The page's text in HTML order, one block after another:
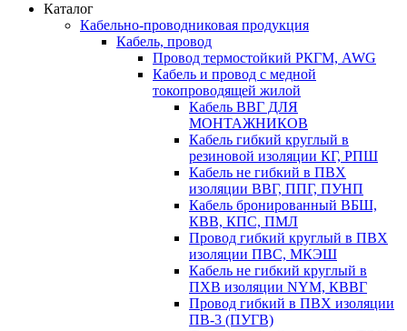
Каталог
Кабельно-проводниковая продукция
Кабель, провод
Провод термостойкий РКГМ, AWG
Кабель и провод с медной
токопроводящей жилой
Кабель ВВГ ДЛЯ
МОНТАЖНИКОВ
Кабель гибкий круглый в
резиновой изоляции КГ, РПШ
Кабель не гибкий в ПВХ
изоляции ВВГ, ППГ, ПУНП
Кабель бронированный ВБШ,
КВВ, КПС, ПМЛ
Провод гибкий круглый в ПВХ
изоляции ПВС, МКЭШ
Кабель не гибкий круглый в
ПХВ изоляции NYM, КВВГ
Провод гибкий в ПВХ изоляции
ПВ-3 (ПУГВ)